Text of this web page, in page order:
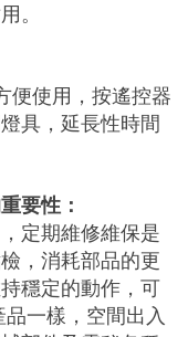
。
便使用，按遙控器
具，延長性時間
要性：
定期維修維保是
，消耗部品的更
穩定的動作，可
一樣，空間出入